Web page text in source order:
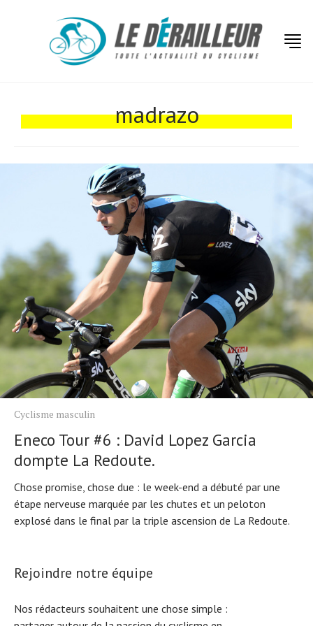
madrazo
Cyclisme masculin
Eneco Tour #6 : David Lopez Garcia
dompte La Redoute.
Chose promise, chose due : le week-end a débuté par une
étape nerveuse marquée par les chutes et un peloton
explosé dans le final par la triple ascension de La Redoute.
Rejoindre notre équipe
Nos rédacteurs souhaitent une chose simple :
Tests de produits
Conseils
À propos